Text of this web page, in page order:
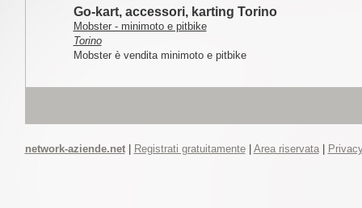
Go-kart, accessori, karting Torino
Mobster - minimoto e pitbike
Torino
Mobster è vendita minimoto e pitbike
network-aziende.net| Registrati gratuitamente| Area riservata|